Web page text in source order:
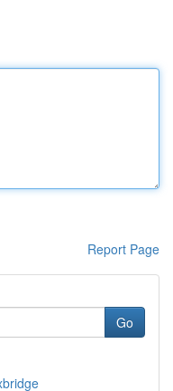
Report Page
Go